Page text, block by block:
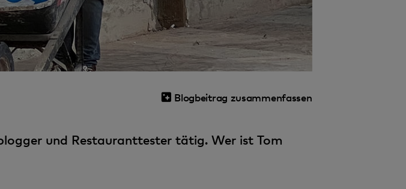
Blogbeitrag zusammenfassen
und Restauranttester tätig. Wer ist Tom